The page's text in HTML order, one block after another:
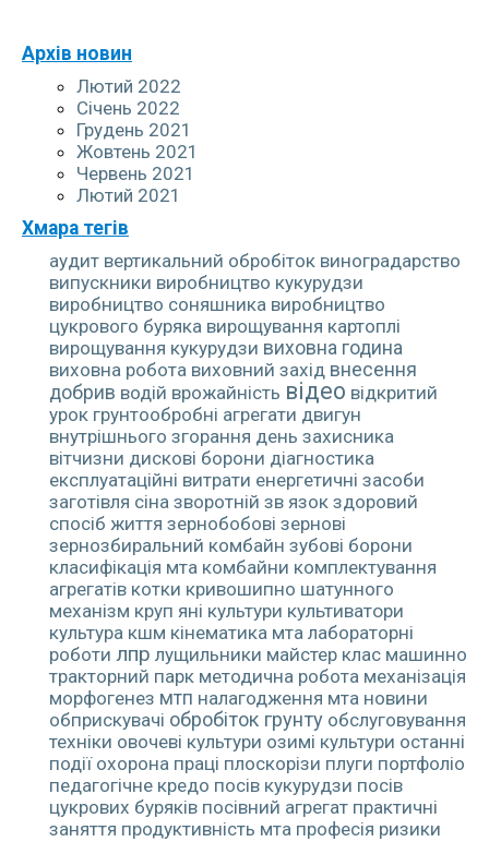
Архів новин
Лютий 2022
Січень 2022
Грудень 2021
Жовтень 2021
Червень 2021
Лютий 2021
Хмара тегів
аудит вертикальний обробіток виноградарство
випускники виробництво кукурудзи
виробництво соняшника виробництво
цукрового буряка вирощування картоплі
вирощування кукурудзи виховна година
виховна робота виховний захід внесення
добрив водій врожайність відео відкритий
урок грунтообробні агрегати двигун
внутрішнього згорання день захисника
вітчизни дискові борони діагностика
експлуатаційні витрати енергетичні засоби
заготівля сіна зворотній зв язок здоровий
спосіб життя зернобобові зернові
зернозбиральний комбайн зубові борони
класифікація мта комбайни комплектування
агрегатів котки кривошипно шатунного
механізм круп яні культури культиватори
культура кшм кінематика мта лабораторні
роботи лпр лущильники майстер клас машинно
тракторний парк методична робота механізація
морфогенез мтп налагодження мта новини
обприскувачі обробіток грунту обслуговування
техніки овочеві культури озимі культури останні
події охорона праці плоскорізи плуги портфоліо
педагогічне кредо посів кукурудзи посів
цукрових буряків посівний агрегат практичні
заняття продуктивність мта професія ризики